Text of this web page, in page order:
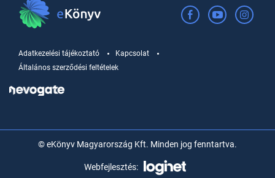
Adatkezelési tájékoztató
Kapcsolat
Általános szerződési feltételek
© eKönyv Magyarország Kft. Minden jog fenntartva.
Webfejlesztés: